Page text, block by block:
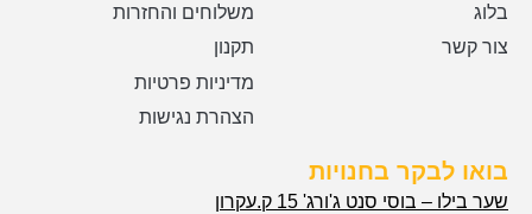
בלוג
צור קשר
משלוחים והחזרות
תקנון
מדיניות פרטיות
הצהרת נגישות
בואו לבקר בחנויות
שער בילו – בוסי סנט ג'ורג' 15 ק.עקרון